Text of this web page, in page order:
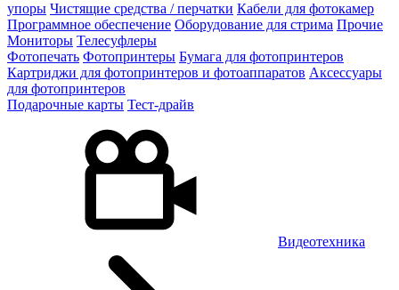
упоры Чистящие средства / перчатки Кабели для фотокамер
Программное обеспечение Оборудование для стрима Прочие
Мониторы Телесуфлеры
Фотопечать Фотопринтеры Бумага для фотопринтеров
Картриджи для фотопринтеров и фотоаппаратов Аксессуары
для фотопринтеров
Подарочные карты Тест-драйв
Видеотехника